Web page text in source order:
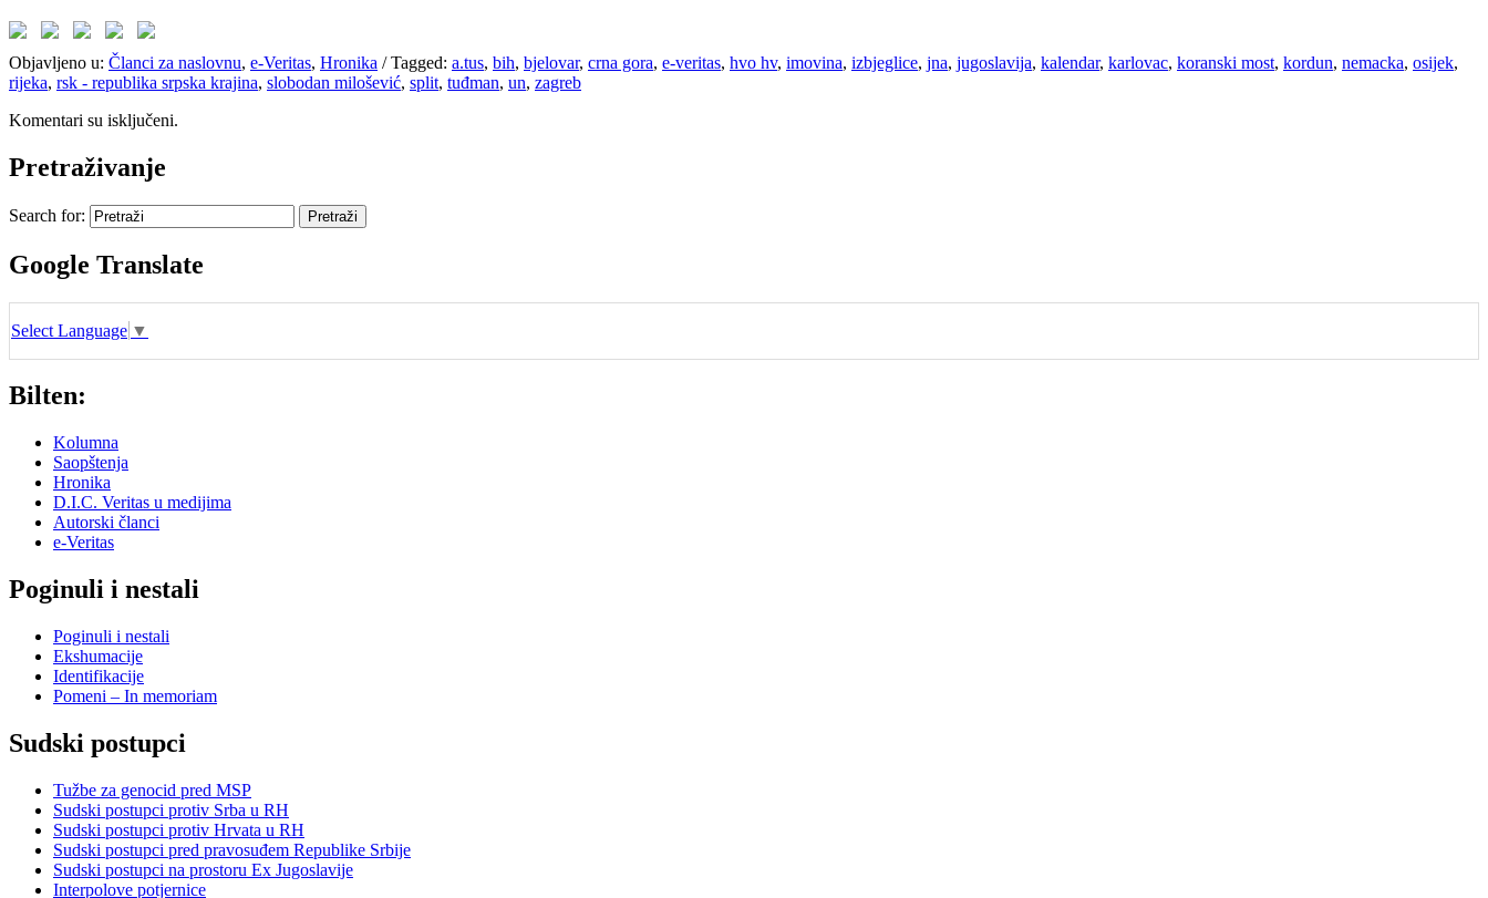
Objavljeno u: Članci za naslovnu, e-Veritas, Hronika /Tagged: a.tus, bih, bjelovar, crna gora, e-veritas, hvo hv, imovina, izbjeglice, jna, jugoslavija, kalendar, karlovac, koranski most, kordun, nemacka, osijek,
rijeka, rsk - republika srpska krajina, slobodan milošević, split, tuđman, un, zagreb
Komentari su isključeni.
Pretraživanje
Search for:
Google Translate
Select Language ▼
Bilten:
Kolumna
Saopštenja
Hronika
D.I.C. Veritas u medijima
Autorski članci
e-Veritas
Poginuli i nestali
Poginuli i nestali
Ekshumacije
Identifikacije
Pomeni – In memoriam
Sudski postupci
Tužbe za genocid pred MSP
Sudski postupci protiv Srba u RH
Sudski postupci protiv Hrvata u RH
Sudski postupci pred pravosuđem Republike Srbije
Sudski postupci na prostoru Ex Jugoslavije
Interpolove potjernice